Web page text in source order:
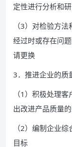
定性进行分析和
（3）对检验方
经过时或存在问
请更换
3．推进企业的质
（1）积极处理
出改进产品质量
（2）编制企业
目标